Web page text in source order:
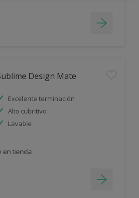
Design Mate
Excelente terminación
Alto cubritivo
Lavable
en tienda